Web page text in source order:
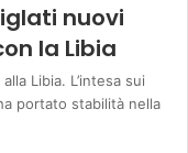
nuovi
la Libia
Libia. L’intesa sui
portato stabilità nella